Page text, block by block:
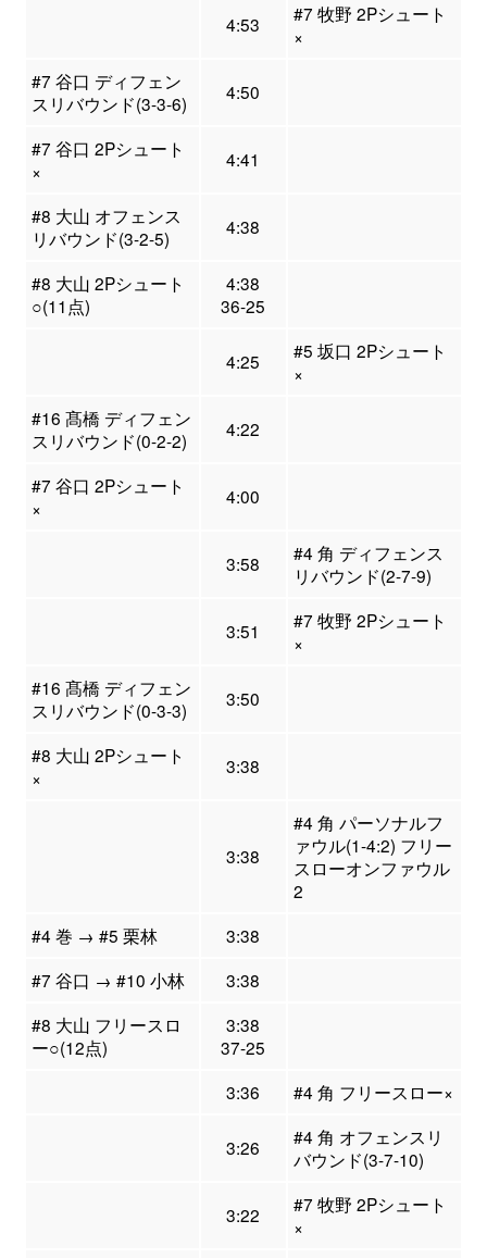
4:53
#7 牧野 2Pシュート
×
#7 谷口 ディフェン
スリバウンド(3-3-6)
4:50
#7 谷口 2Pシュート
×
4:41
#8 大山 オフェンス
リバウンド(3-2-5)
4:38
#8 大山 2Pシュート
○(11点)
4:38
36-25
4:25
#5 坂口 2Pシュート
×
#16 髙橋 ディフェン
スリバウンド(0-2-2)
4:22
#7 谷口 2Pシュート
×
4:00
3:58
#4 角 ディフェンス
リバウンド(2-7-9)
3:51
#7 牧野 2Pシュート
×
#16 髙橋 ディフェン
スリバウンド(0-3-3)
3:50
#8 大山 2Pシュート
×
3:38
3:38
#4 角 パーソナルフ
ァウル(1-4:2) フリー
スローオンファウル
2
#4 巻 → #5 栗林
3:38
#7 谷口 → #10 小林
3:38
#8 大山 フリースロ
ー○(12点)
3:38
37-25
3:36
#4 角 フリースロー×
3:26
#4 角 オフェンスリ
バウンド(3-7-10)
3:22
#7 牧野 2Pシュート
×